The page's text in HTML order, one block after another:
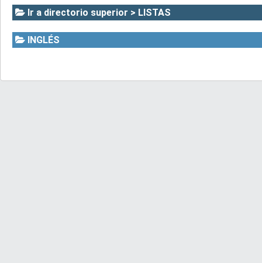
Ir a directorio superior > LISTAS
INGLÉS